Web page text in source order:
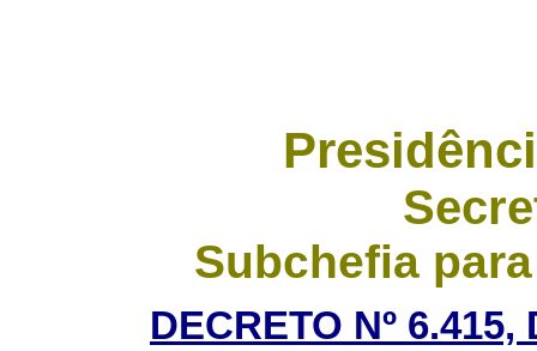
Subchefia
DECRETO Nº